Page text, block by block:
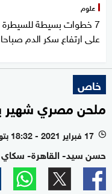
علوم
7 خطوات بسيطة للسيطرة
على ارتفاع سكر الدم صباحا
خاص
ملحن مصري شهير
l 17 فبراير 2021 - 18:32 بتوقيت أبوظبي
حسن سيد- القاهرة- سكاي